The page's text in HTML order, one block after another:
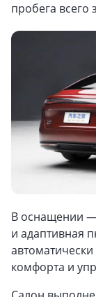
пробега всего
В оснащении
и адаптивная
автоматически
комфорта и